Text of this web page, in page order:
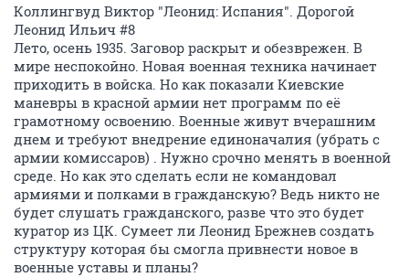
Коллингвуд Виктор "Леонид: Испания". Дорогой
Леонид Ильич #8
Лето, осень 1935. Заговор раскрыт и обезврежен. В
мире неспокойно. Новая военная техника начинает
приходить в войска. Но как показали Киевские
маневры в красной армии нет программ по её
грамотному освоению. Военные живут вчерашним
днем и требуют внедрение единоначалия (убрать с
армии комиссаров) . Нужно срочно менять в военной
среде. Но как это сделать если не командовал
армиями и полками в гражданскую? Ведь никто не
будет слушать гражданского, разве что это будет
куратор из ЦК. Сумеет ли Леонид Брежнев создать
структуру которая бы смогла привнести новое в
военные уставы и планы?